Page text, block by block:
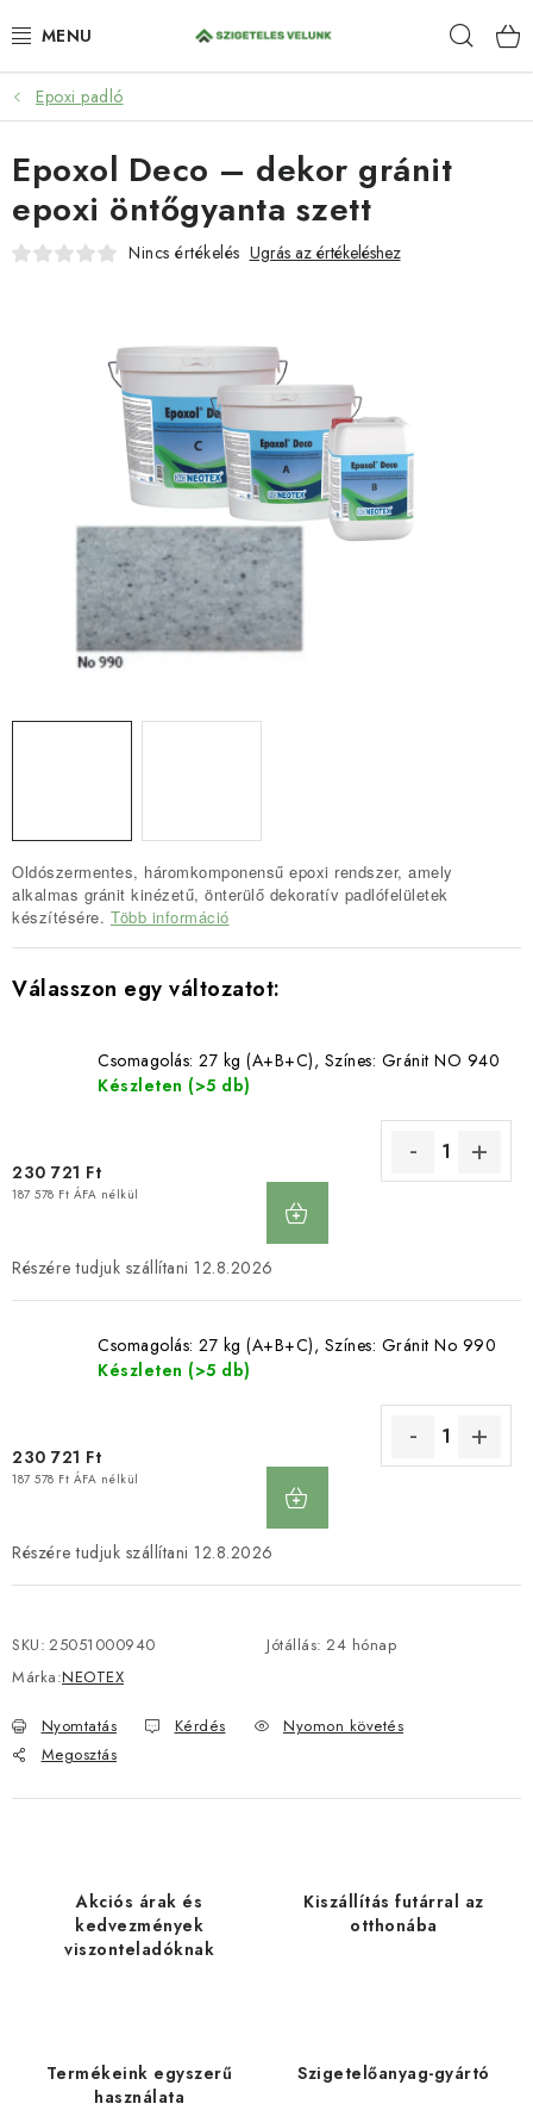
tartalomhoz
HIDROIZOLÁCIÓ
FESTÉKEK ÉS BEHATOLÁSOK
PADLÓK
TÖMÍTŐANYAGOK
SZOLGÁLTATÁSOK
SZERSZEREK
ÁLTALÁNOS SZERZŐDÉSI FELTÉTELEK
KONTAKTY
ÁLTALÁNOS SZERZŐDÉSI FELTÉTELEK
Epoxi padló
Oldószermentes, háromkomponensű epoxi rendszer, amely
alkalmas gránit kinézetű, önterülő dekoratív padlófelületek
készítésére. Több információ
Csomagolás: 27 kg (A+B+C), Színes: Gránit NO 940
Készleten (>5 db)
230 721 Ft
187 578 Ft ÁFA nélkül
12.8.2026
Csomagolás: 27 kg (A+B+C), Színes: Gránit No 990
Készleten (>5 db)
230 721 Ft
187 578 Ft ÁFA nélkül
12.8.2026
SKU: 25051000940
Márka:NEOTEX
Jótállás: 24 hónap
Nyomtatás Kérdés
Nyomon követés
Megosztás
Epoxol Deco – dekor gránit
epoxi öntőgyanta szett
Nincs értékelés Ugrás az értékeléshez
Akciós árak és
kedvezmények
viszonteladóknak
Kiszállítás futárral az
otthonába
Termékeink egyszerű
használata
Szigetelőanyag-gyártó